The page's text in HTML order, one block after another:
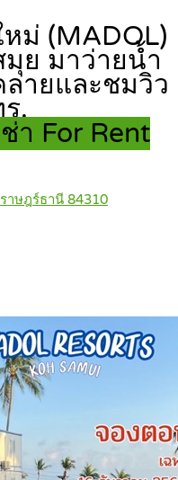
ม่ (MADOL)
มุย มาว่ายนํ้า
ายและชมวิว
.
า For Rent
าษฎร์ธานี 84310